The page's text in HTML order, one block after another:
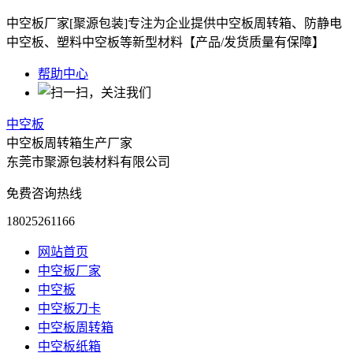
中空板厂家[聚源包装]专注为企业提供中空板周转箱、防静电
中空板、塑料中空板等新型材料【产品/发货质量有保障】
帮助中心
中空板
中空板周转箱生产厂家
东莞市聚源包装材料有限公司
免费咨询热线
18025261166
网站首页
中空板厂家
中空板
中空板刀卡
中空板周转箱
中空板纸箱